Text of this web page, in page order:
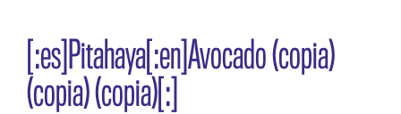
[:es]Pitahaya[:en]Avocado (copia)
(copia) (copia)[:]